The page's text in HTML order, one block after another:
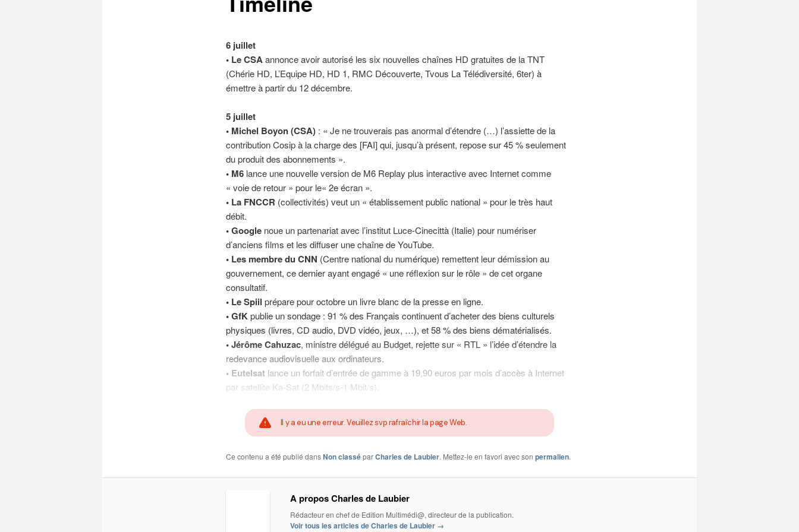
6 juillet
• Le CSAannonce avoir autorisé les six nouvelles chaînes HD gratuites de la TNT
(Chérie HD, L’Equipe HD, HD 1, RMC Découverte, Tvous La Télédiversité, 6ter) à
émettre à partir du 12 décembre.
5 juillet
• Michel Boyon (CSA): « Je ne trouverais pas anormal d’étendre (…) l’assiette de la
contribution Cosip à la charge des [FAI] qui, jusqu’à présent, repose sur 45 % seulement
du produit des abonnements ».
• M6lance une nouvelle version de M6 Replay plus interactive avec Internet comme
« voie de retour » pour le« 2e écran ».
• La FNCCR (collectivités) veut un « établissement public national » pour le très haut
débit.
• Googlenoue un partenariat avec l’institut Luce-Cinecittà (Italie) pour numériser
d’anciens films et les diffuser une chaîne de YouTube.
• Les membre du CNN (Centre national du numérique) remettent leur démission au
gouvernement, ce dernier ayant engagé « une réflexion sur le rôle » de cet organe
consultatif.
• Le Spiil prépare pour octobre un livre blanc de la presse en ligne.
• GfKpublie un sondage : 91 % des Français continuent d’acheter des biens culturels
physiques (livres, CD audio, DVD vidéo, jeux, …), et 58 % des biens dématérialisés.
• Jérôme Cahuzac, ministre délégué au Budget, rejette sur « RTL » l’idée d’étendre la
redevance audiovisuelle aux ordinateurs.
• Eutelsatlance un forfait d’entrée de gamme à 19,90 euros par mois d’accès à Internet
par satellite Ka-Sat (2 Mbits/s-1 Mbit/s).
Il y a eu une erreur. Veuillez svp rafraîchir la page Web.
Ce contenu a été publié dansNon classéparCharles de Laubier. Mettez-le en favori avec son permalien.
A propos Charles de Laubier
Rédacteur en chef de Edition Multimédi@, directeur de la publication.
Voir tous les articles de Charles de Laubier →